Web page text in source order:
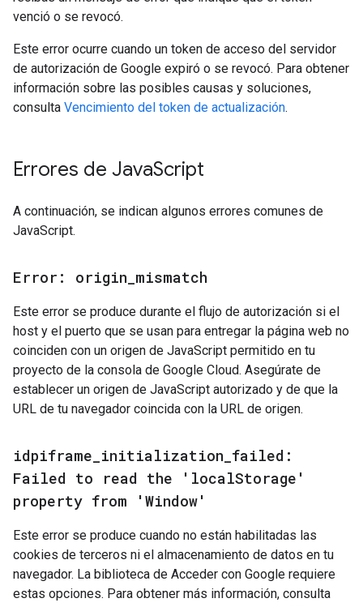
venció o se revocó.
Este error ocurre cuando un token de acceso del servidor
de autorización de Google expiró o se revocó. Para obtener
información sobre las posibles causas y soluciones,
consulta Vencimiento del token de actualización.
Errores de JavaScript
A continuación, se indican algunos errores comunes de
JavaScript.
Error: origin mismatch
Este error se produce durante el flujo de autorización si el
host y el puerto que se usan para entregar la página web no
coinciden con un origen de JavaScript permitido en tu
proyecto de la consola de Google Cloud. Asegúrate de
establecer un origen de JavaScript autorizado y de que la
URL de tu navegador coincida con la URL de origen.
idpiframe initialization failed:
Failed to read the 'localStorage'
property from 'Window'
Este error se produce cuando no están habilitadas las
cookies de terceros ni el almacenamiento de datos en tu
navegador. La biblioteca de Acceder con Google requiere
estas opciones. Para obtener más información, consulta